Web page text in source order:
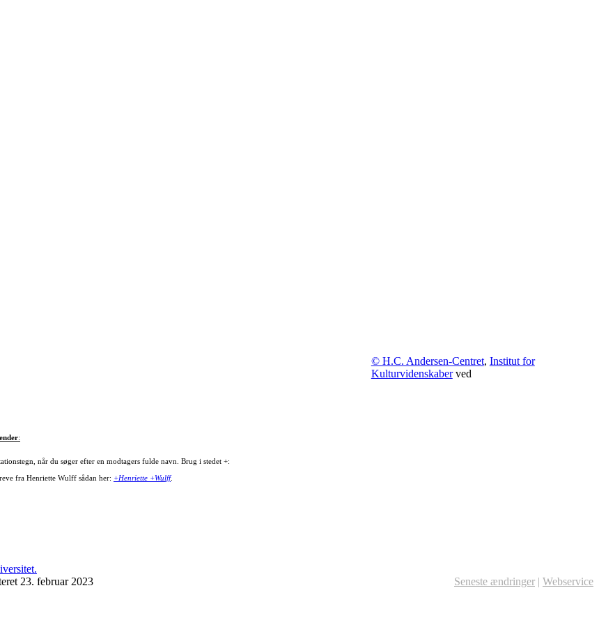
:
når du søger efter en modtagers fulde navn. Brug i stedet +:
fra Henriette Wulff sådan her: +Henriette +Wulff.
© H.C. Andersen-Centret, Institut for
Kulturvidenskaberved
23. februar 2023 Seneste ændringer | Webservice